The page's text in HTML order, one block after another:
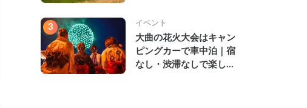
ルメ・温泉を徹底解説
3 イベント
大曲の花火大会はキャン
ピングカーで車中泊｜宿
なし・渋滞なしで楽しむ